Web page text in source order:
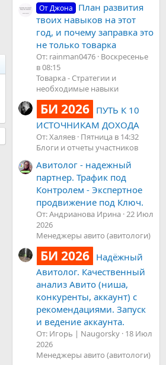
От Джона
План развития
твоих навыков на этот
год, и почему заправка это
не только товарка
От: rainman0476 Воскресенье
в 08:15
Товарка - Стратегии и
необходимые навыки
БИ 2026 ПУТЬ К 10
ИСТОЧНИКАМ ДОХОДА
От: Халяев Пятница в 14:32
Блоги и отчеты участников
Авитолог - надежный
партнер. Трафик под
Контролем - Экспертное
продвижение под Ключ.
От: Андрианова Ирина 22 Июл
2026
Менеджеры авито (авитологи)
БИ 2026 Надёжный
Авитолог. Качественный
анализ Авито (ниша,
конкуренты, аккаунт) с
рекомендациями. Запуск
и ведение аккаунта.
От: Игорь | Naugorsky 18 Июл
2026
Менеджеры авито (авитологи)